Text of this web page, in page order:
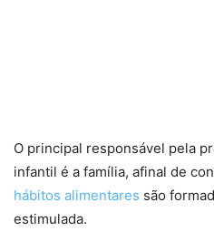
O principal responsável pela
infantil é a família, afinal de
hábitos alimentares são
estimulada.